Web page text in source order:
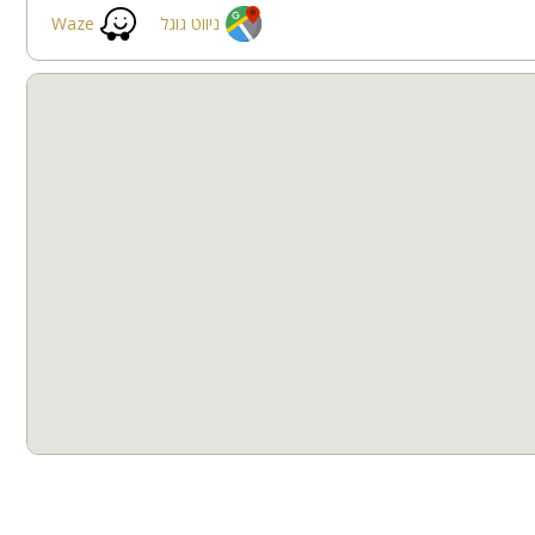
פינות ישיבה תאורת גן
Waze ניווט גוגל